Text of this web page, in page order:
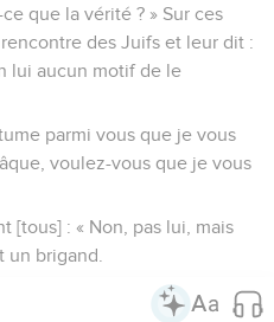
que la vérité ? » Sur ces
des Juifs et leur dit :
lui aucun motif de le
parmi vous que je vous
voulez-vous que je vous
[tous] : « Non, pas lui, mais
un brigand.